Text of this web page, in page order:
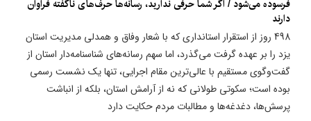
فرسوده می‌شود / اگر شما حرفی ندارید، رسانه‌ها حرف‌های ناگفته فراوان
دارند
498 روز از استقرار استانداری که با شعار وفاق و همدلی مدیریت استان
یزد را بر عهده گرفت می‌گذرد، اما سهم رسانه‌های شناسنامه‌دار استان از
گفت‌وگوی مستقیم با عالی‌ترین مقام اجرایی، تنها یک نشست رسمی
بوده است؛ سکوتی طولانی که نه از آرامش استان، بلکه از انباشت
پرسش‌ها، دغدغه‌ها و مطالبات مردم حکایت دارد